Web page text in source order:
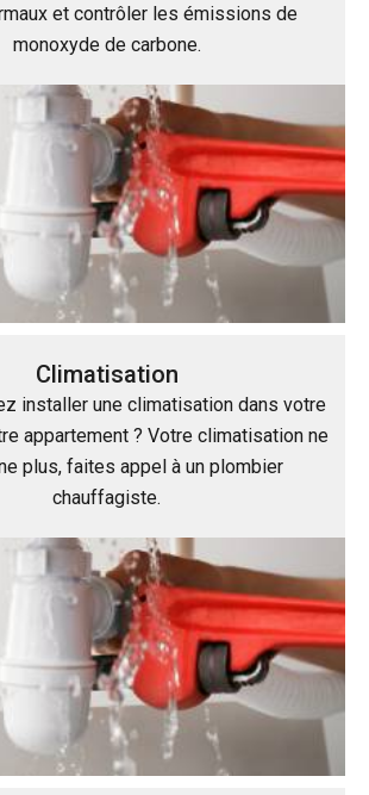
et contrôler les émissions de
monoxyde de carbone.
Climatisation
installer une climatisation dans votre
appartement ? Votre climatisation ne
plus, faites appel à un plombier
chauffagiste.